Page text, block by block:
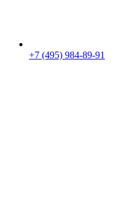
+7 (495) 984-89-91